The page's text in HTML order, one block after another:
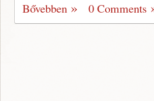
Bővebben 0 Comments